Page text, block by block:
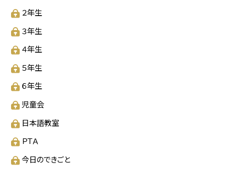
２年生
３年生
４年生
５年生
６年生
児童会
日本語教室
ＰＴＡ
今日のできごと